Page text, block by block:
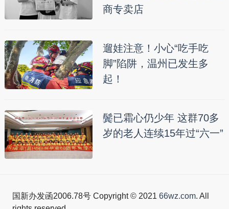
商专卖店
遛娃注意！小心“吃手吃
脚”陷阱，温州已发生多
起！
鬓已霜心仍少年 这群70多
岁的老人连续15年过“六一”
国新办发函2006.78号 Copyright © 2021 66wz.com. All